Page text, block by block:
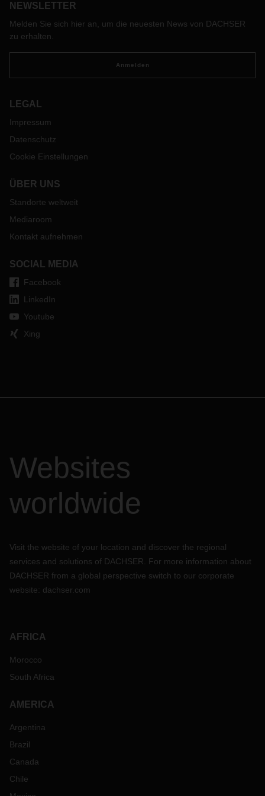
NEWSLETTER
Melden Sie sich hier an, um die neuesten News von DACHSER
zu erhalten.
Anmelden
LEGAL
Impressum
Datenschutz
Cookie Einstellungen
ÜBER UNS
Standorte weltweit
Mediaroom
Kontakt aufnehmen
SOCIAL MEDIA
Facebook
LinkedIn
Youtube
Xing
Websites
worldwide
Visit the website of your location and discover the regional
services and solutions of DACHSER. For more information about
DACHSER from a global perspective switch to our corporate
website: dachser.com
AFRICA
Morocco
South Africa
AMERICA
Argentina
Brazil
Canada
Chile